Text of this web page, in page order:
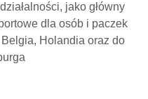
jako główny
dla osób i paczek
Holandia oraz do